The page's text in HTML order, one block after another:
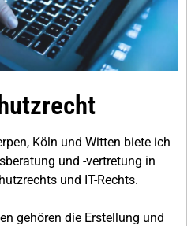
Köln und Witten biete ich
und -vertretung in
und IT-Rechts.
gehören die Erstellung und